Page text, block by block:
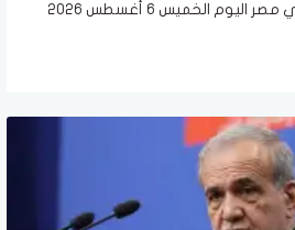
الخميس 6 أغسطس 2026